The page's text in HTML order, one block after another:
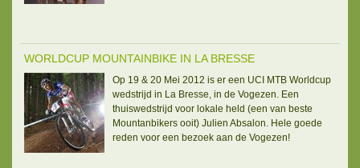
WORLDCUP MOUNTAINBIKE IN LA BRESSE
Op 19 & 20 Mei 2012 is er een UCI MTB Worldcup
wedstrijd in La Bresse, in de Vogezen. Een
thuiswedstrijd voor lokale held (een van beste
Mountanbikers ooit) Julien Absalon. Hele goede
reden voor een bezoek aan de Vogezen!